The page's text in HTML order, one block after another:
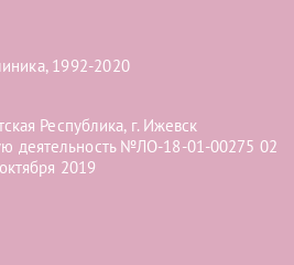
1992-2020
Республика, г. Ижевск
деятельность №ЛО-18-01-00275 02
октября 2019